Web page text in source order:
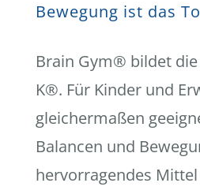
Bewegung ist das
Brain Gym® bildet die
K®. Für Kinder und
gleichermaßen
Balancen und
hervorragendes